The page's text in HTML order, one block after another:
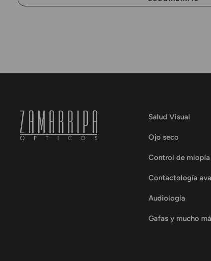
Salud Visual
Ojo seco
Control de miopía
Contactología
Audiología
Gafas y mucho